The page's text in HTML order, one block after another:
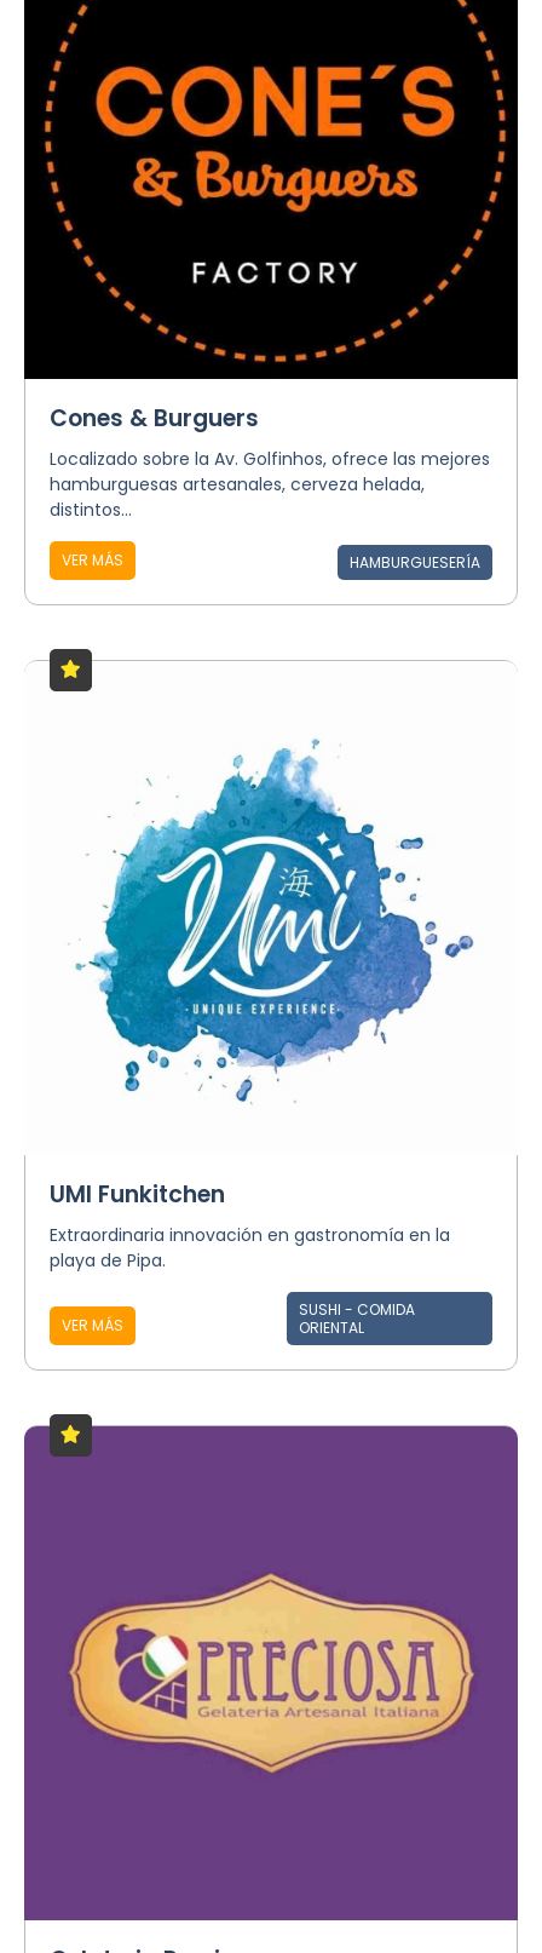
Cones & Burguers
Localizado sobre la Av. Golfinhos, ofrece las mejores
hamburguesas artesanales, cerveza helada,
distintos...
VER MÁS HAMBURGUESERÍA
UMI Funkitchen
Extraordinaria innovación en gastronomía en la
playa de Pipa.
VER MÁS
SUSHI - COMIDA
ORIENTAL